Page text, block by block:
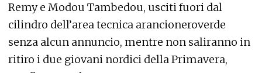
Remy e Modou Tambedou, usciti fuori dal
cilindro dell’area tecnica arancioneroverde
senza alcun annuncio, mentre non saliranno in
ritiro i due giovani nordici della Primavera,